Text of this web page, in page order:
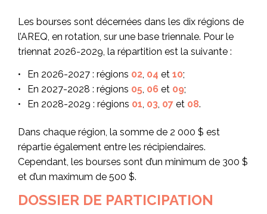
Les bourses sont décernées dans les dix régions de
l’AREQ, en rotation, sur une base triennale. Pour le
triennat 2026-2029, la répartition est la suivante :
En 2026-2027 : régions 02, 04 et 10;
En 2027-2028 : régions 05, 06 et 09;
En 2028-2029 : régions 01, 03, 07 et 08.
Dans chaque région, la somme de 2 000 $ est
répartie également entre les récipiendaires.
Cependant, les bourses sont d’un minimum de 300 $
et d’un maximum de 500 $.
DOSSIER DE PARTICIPATION